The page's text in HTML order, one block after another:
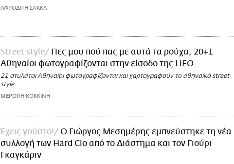
ΑΦΡΟΔΙΤΗ ΣΑΚΚΑ
Street style
Πες μου πού πας με αυτά τα ρούχα; 20+1
Αθηναίοι φωτογραφίζονται στην είσοδο της LiFO
21 στυλάτοι Αθηναίοι φωτογραφίζονται και χαρτογραφούν το αθηναϊκό street
style
ΜΕΡΟΠΗ ΚΟΚΚΙΝΗ
Έχεις γούστο!
O Γιώργος Μεσημέρης εμπνεύστηκε τη νέα
συλλογή των Hard Clo από το Διάστημα και τον Γιούρι
Γκαγκάριν